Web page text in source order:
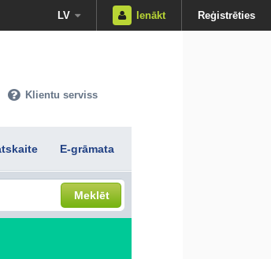
LV Ienākt Reģistrēties
Klientu serviss
E-grāmata
Meklēt